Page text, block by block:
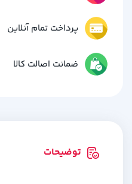
پرداخت تمام آنلاین
ضمانت اصالت کالا
توضیحات